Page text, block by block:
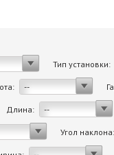
Тип установки:
--
Длина: --
Угол наклона: